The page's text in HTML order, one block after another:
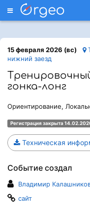
Меню
15 февраля 2026 (вс)
нижний заезд
гонка-лонг
Ориентирование,
Регистрация закрыта
Техническая
Событие создал
Владимир
сайт